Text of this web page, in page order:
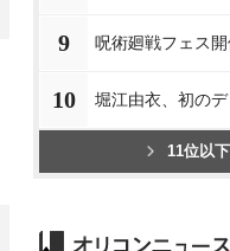
9 呪術廻戦フェス
10 堀江由衣、初の
11位以